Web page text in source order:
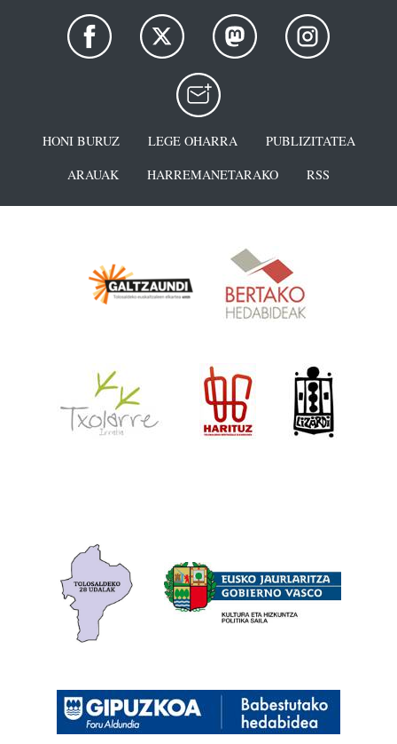
HONI BURUZ LEGE OHARRA
PUBLIZITATEA
ARAUAK
HARREMANETARAKO RSS